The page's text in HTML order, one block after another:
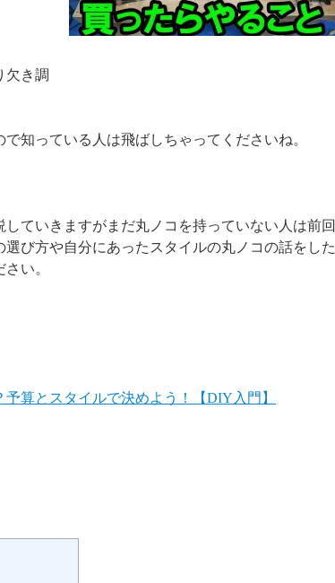
欠き調
知っている人は飛ばしちゃってくださいね。
ていきますがまだ丸ノコを持っていない人は前回
び方や自分にあったスタイルの丸ノコの話をした
い。
算とスタイルで決めよう！【DIY入門】